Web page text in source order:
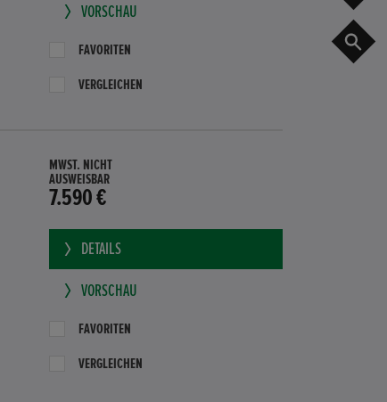
VORSCHAU
FAVORITEN
VERGLEICHEN
MWST. NICHT
AUSWEISBAR
7.590 €
DETAILS
VORSCHAU
FAVORITEN
VERGLEICHEN